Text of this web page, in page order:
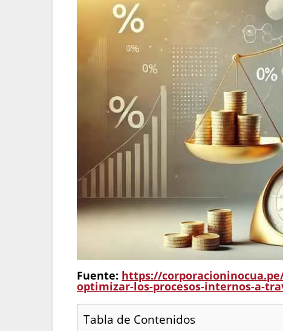
Fuente: https://
optimizar-los-procesos-internos-a-
Tabla de Contenidos